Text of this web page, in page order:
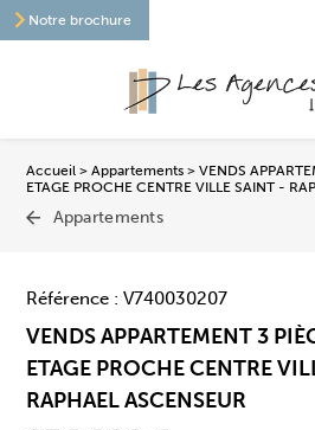
Notre brochure
Accueil >Appartements > VENDS
ETAGE PROCHE CENTRE VILLE SAINT -
Appartements
Référence : V740030207
VENDS APPARTEMENT 3
ETAGE PROCHE CENTRE
RAPHAEL ASCENSEUR
Panneau de gestion des cookies